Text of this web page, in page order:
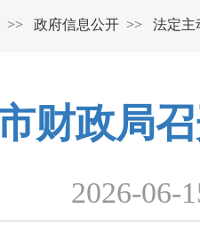
>> 政府信息公开 >> 法定主
财政局
2026-06-